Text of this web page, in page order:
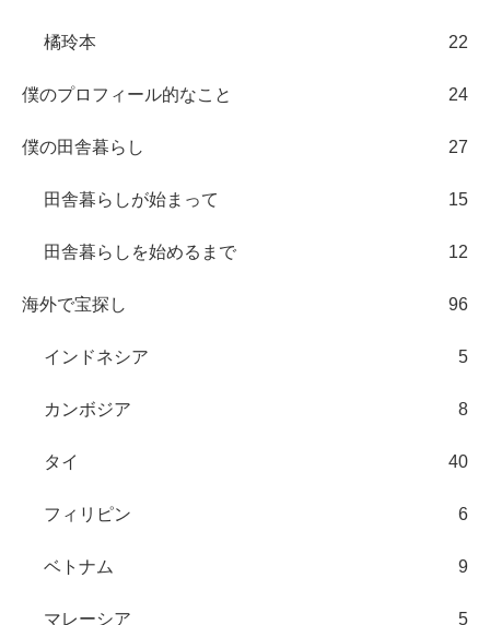
橘玲本 22
僕のプロフィール的なこと 24
僕の田舎暮らし 27
田舎暮らしが始まって 15
田舎暮らしを始めるまで 12
海外で宝探し 96
インドネシア 5
カンボジア 8
タイ 40
フィリピン 6
ベトナム 9
マレーシア 5